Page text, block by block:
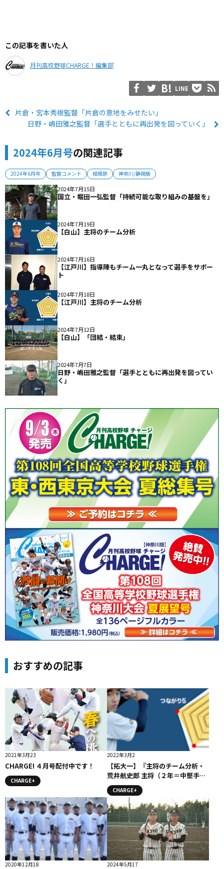
この記事を書いた人
月刊高校野球CHARGE！編集部
LINE
片倉・宮本秀樹監督「片倉の意地をみせたい」
日野・嶋田雅之監督「選手とともに再出発を図っていく」
2024年6月号の関連記事
2024年6月号 監督コメント 相模原 神奈川/静岡版
2024年7月15日
国立・堀田一弘監督「持続可能な取り組みの基盤を」
2024年7月19日
【白山】主将のチーム分析
2024年7月16日
【江戸川】指導陣もチーム一丸となって選手をサポー
ト
2024年7月18日
【江戸川】主将のチーム分析
2024年7月12日
【白山】「団結・結束」
2024年7月7日
日野・嶋田雅之監督「選手とともに再出発を図ってい
く」
おすすめの記事
2021年3月23
CHARGE! ４月号配付中です！
CHARGE+
2022年3月2
【拓大一】『主将のチーム分析・
荒井航史郎 主将（２年＝中堅手）
』コラム #拓大一
CHARGE+
2020年12月18 2024年5月17